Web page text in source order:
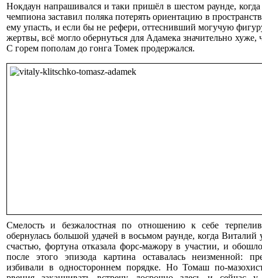
Нокдаун напрашивался и таки пришёл в шестом раунде,
чемпиона заставил поляка потерять ориентацию в
ему упасть, и если бы не рефери, оттеснивший могучую
жертвы, всё могло обернуться для Адамека значительно хуже,
С горем пополам до гонга Томек продержался.
Смелость и безжалостная по отношению к себе
обернулась большой удачей в восьмом раунде, когда
счастью, фортуна отказала форс-мажору в участии, и
после этого эпизода картина оставалась неизменной:
избивали в одностороннем порядке. Но Томаш по-